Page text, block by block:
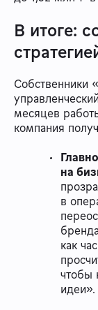
В итоге:
Собственники
месяцев
компания
на
в
как
чтобы
идеи».